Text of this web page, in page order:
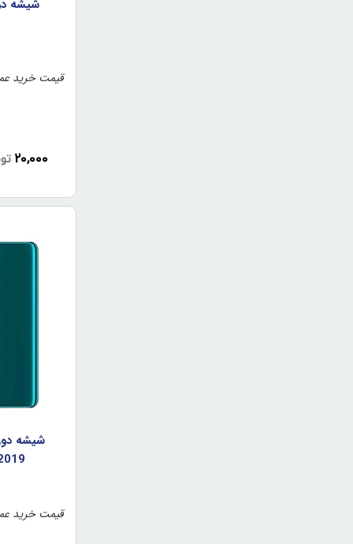
قیمت خرید
20,000
قیمت خرید